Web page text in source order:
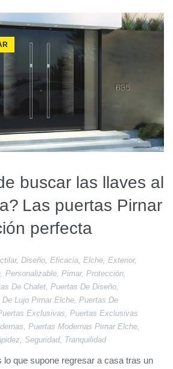
buscar las llaves al
Las puertas Pirnar
perfecta
, Diseño Eficacia Elche Exterior,
, Personalizable, Pirnar, Protección,
De Chalet, Puertas De Diseño,
De Lujo Pirnar Elche, Puertas De
Exclusivas, Puertas Exclusivas
, Puertas Modernas Pirnar Elche,
, Seguridad, Tranquilidad
lo que supone regresar a casa tras un